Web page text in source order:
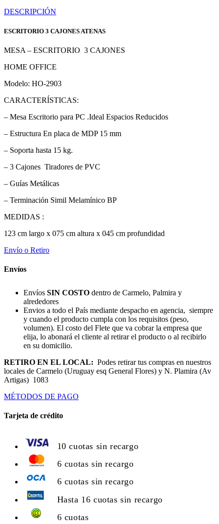
DESCRIPCIÓN
ESCRITORIO 3 CAJONES ATENAS
MESA – ESCRITORIO 3 CAJONES
HOME OFFICE
Modelo: HO-2903
CARACTERÍSTICAS:
– Mesa Escritorio para PC .Ideal Espacios Reducidos
– Estructura En placa de MDP 15 mm
– Soporta hasta 15 kg.
– 3 Cajones Tiradores de PVC
– Guías Metálicas
– Terminación Simil Melamínico BP
MEDIDAS :
123 cm largo x 075 cm altura x 045 cm profundidad
Envío o Retiro
Envíos
Envíos SIN COSTO dentro de Carmelo, Palmira y
alrededores
Envios a todo el País mediante despacho en agencia, siempre
y cuando el producto cumpla con los requisitos (peso,
volumen). El costo del Flete que va cobrar la empresa que
elija, lo abonará el cliente al retirar el producto o al recibirlo
en su domicilio.
RETIRO EN EL LOCAL: Podes retirar tus compras en nuestros
locales de Carmelo (Uruguay esq General Flores) y N. Plamira (Av
Artigas) 1083
MÉTODOS DE PAGO
Tarjeta de crédito
10 cuotas sin recargo
6 cuotas sin recargo
6 cuotas sin recargo
Hasta 16 cuotas sin recargo
6 cuotas